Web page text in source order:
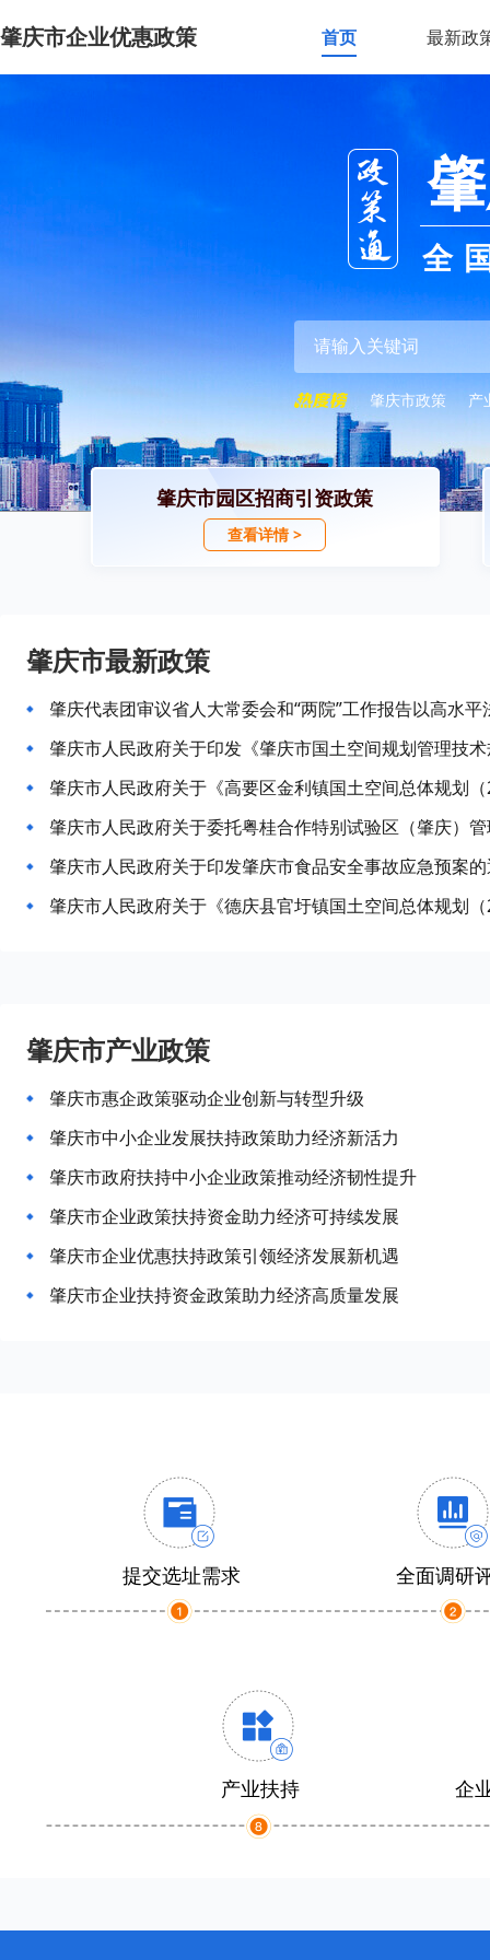
肇庆市企业优惠政策 首页 最新政
全
肇庆市政策 产
肇庆市园区招商引资政策
查看详情 >
肇庆市最新政策
肇庆代表团审议省人大常委会和“两院”工作报告以高水
肇庆市人民政府关于印发《肇庆市国土空间规划管理技
肇庆市人民政府关于《高要区金利镇国土空间总体规划
肇庆市人民政府关于印发肇庆市食品安全事故应急预案
肇庆市人民政府关于《德庆县官圩镇国土空间总体规划
肇庆市产业政策
肇庆市惠企政策驱动企业创新与转型升级
肇庆市中小企业发展扶持政策助力经济新活力
肇庆市政府扶持中小企业政策推动经济韧性提升
肇庆市企业政策扶持资金助力经济可持续发展
肇庆市企业优惠扶持政策引领经济发展新机遇
肇庆市企业扶持资金政策助力经济高质量发展
提交选址需求 全面调研
产业扶持 企